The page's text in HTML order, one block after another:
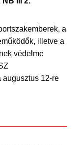
a
illetve a
védelme
augusztus 12-re